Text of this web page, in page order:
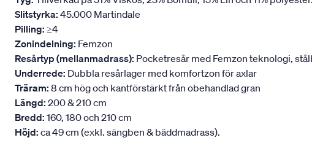
Slitstyrka: 45.000 Martindale
Pilling: ≥4
Zonindelning: Femzon
Resårtyp (mellanmadrass): Pocketresår med Femzon teknologi,
Underrede: Dubbla resårlager med komfortzon för axlar
Träram: 8 cm hög och kantförstärkt från obehandlad gran
Längd: 200 & 210 cm
Bredd: 160, 180 och 210 cm
Höjd: ca 49 cm (exkl. sängben & bäddmadrass).